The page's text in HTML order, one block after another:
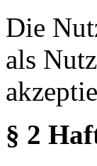
Die
als
§ 2